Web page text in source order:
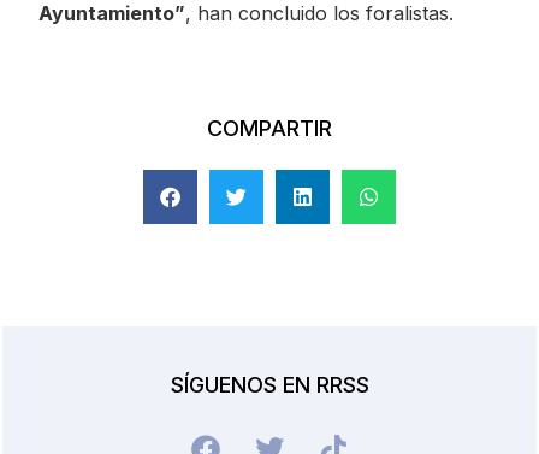
Ayuntamiento”, han concluido los foralistas.
COMPARTIR
SÍGUENOS EN RRSS